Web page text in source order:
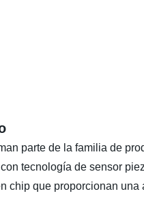
parte de la familia de
tecnología de sensor
chip que proporcionan